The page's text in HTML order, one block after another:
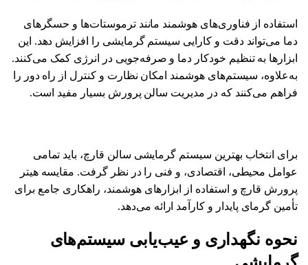
استفاده از فناوری‌های هوشمند مانند ترموستات‌ها و حسگرهای
دما می‌تواند دقت و کارایی سیستم گرمایشی را افزایش دهد. این
ابزارها به تنظیم خودکار دما و صرفه‌جویی در انرژی کمک می‌کنند.
به‌علاوه، سیستم‌های هوشمند امکان نظارت و کنترل از راه دور را
فراهم می‌کنند که در مدیریت سالن پرورش بسیار مفید است.
برای انتخاب بهترین سیستم گرمایشی سالن قارچ، باید تمامی
عوامل محیطی، اقتصادی، و فنی را در نظر گرفت. مقایسه هیتر
پرورش قارچ و استفاده از ابزارهای هوشمند، راهکاری جامع برای
تأمین گرمای پایدار و کارآمد ارائه می‌دهد.
نحوه نگهداری و عیب‌یابی سیستم‌های